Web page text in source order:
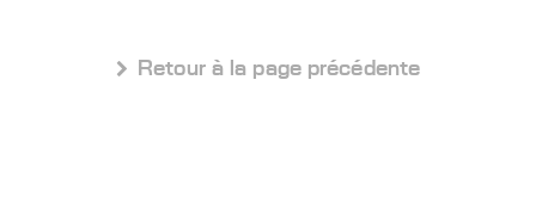
 Retour à la page précédente